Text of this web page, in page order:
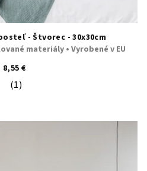
- Štvorec - 30x30cm
materiály • Vyrobené v EU
8,55 €
Priemerné hodnotenie produktu
(1)